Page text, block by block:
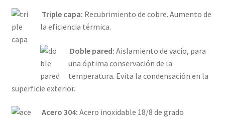
Triple capa: Recubrimiento de cobre. Aumento de
la eficiencia térmica.
Doble pared: Aislamiento de vacío, para
una óptima conservación de la
temperatura. Evita la condensación en la
superficie exterior.
Acero 304: Acero inoxidable 18/8 de grado